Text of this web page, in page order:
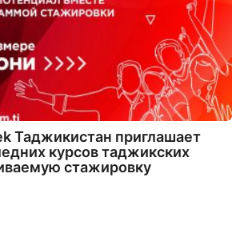
Таджикистан приглашает
курсов таджикских
стажировку